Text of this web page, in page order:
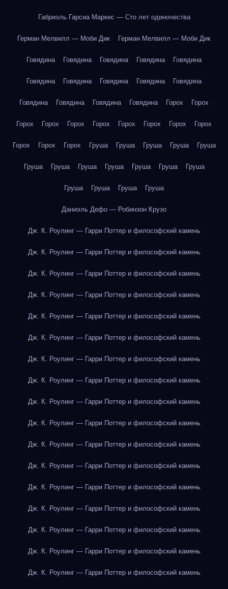
Габриэль Гарсиа Маркес — Сто лет одиночества
Герман Мелвилл — Моби Дик Герман Мелвилл — Моби Дик
Говядина Говядина Говядина Говядина Говядина
Говядина Говядина Говядина Говядина Говядина
Говядина Говядина Говядина Говядина Горох Горох
Горох Горох Горох Горох Горох Горох Горох Горох
Горох Горох Горох Груша Груша Груша Груша Груша
Груша Груша Груша Груша Груша Груша Груша
Груша Груша Груша Груша
Даниэль Дефо — Робинзон Крузо
Дж. К. Роулинг — Гарри Поттер и философский камень
Дж. К. Роулинг — Гарри Поттер и философский камень
Дж. К. Роулинг — Гарри Поттер и философский камень
Дж. К. Роулинг — Гарри Поттер и философский камень
Дж. К. Роулинг — Гарри Поттер и философский камень
Дж. К. Роулинг — Гарри Поттер и философский камень
Дж. К. Роулинг — Гарри Поттер и философский камень
Дж. К. Роулинг — Гарри Поттер и философский камень
Дж. К. Роулинг — Гарри Поттер и философский камень
Дж. К. Роулинг — Гарри Поттер и философский камень
Дж. К. Роулинг — Гарри Поттер и философский камень
Дж. К. Роулинг — Гарри Поттер и философский камень
Дж. К. Роулинг — Гарри Поттер и философский камень
Дж. К. Роулинг — Гарри Поттер и философский камень
Дж. К. Роулинг — Гарри Поттер и философский камень
Дж. К. Роулинг — Гарри Поттер и философский камень
Дж. К. Роулинг — Гарри Поттер и философский камень